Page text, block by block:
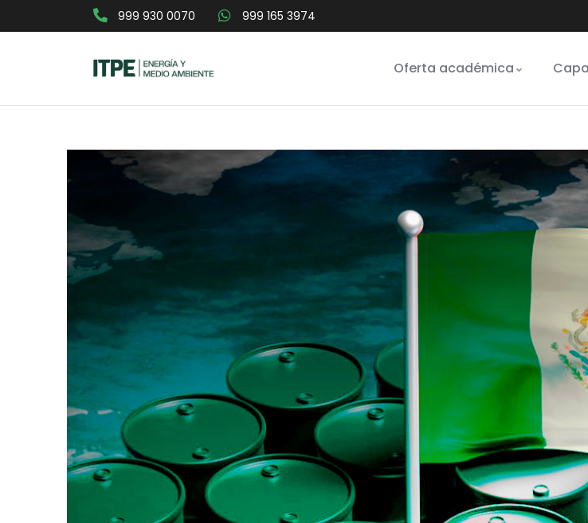
999 930 0070 999 165 3974
Oferta académica